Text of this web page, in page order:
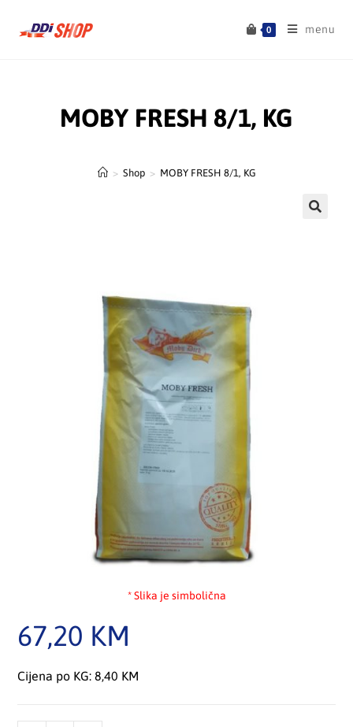
0 menu
MOBY FRESH 8/1, KG
> Shop > MOBY FRESH 8/1, KG
* Slika je simbolična
67,20 KM
Cijena po KG: 8,40 KM